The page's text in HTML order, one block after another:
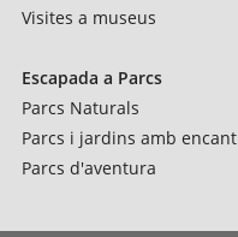
Visites a museus
Escapada a Parcs
Parcs Naturals
Parcs i jardins amb encant
Parcs d'aventura